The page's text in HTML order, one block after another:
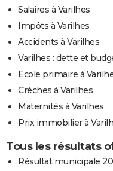
Salaires à Varilhes
Impôts à Varilhes
Accidents à Varilhes
Varilhes : dette et
Ecole primaire à
Crèches à Varilhes
Maternités à Varilhes
Prix immobilier à
Tous les résultats
Résultat municipale